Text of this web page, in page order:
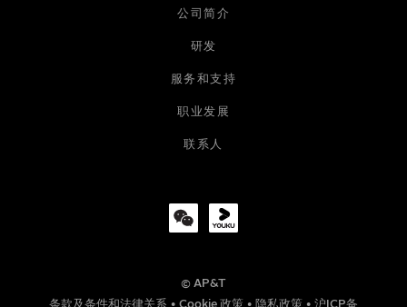
© AP&T
公司简介
研发
服务和支持
职业发展
联系人